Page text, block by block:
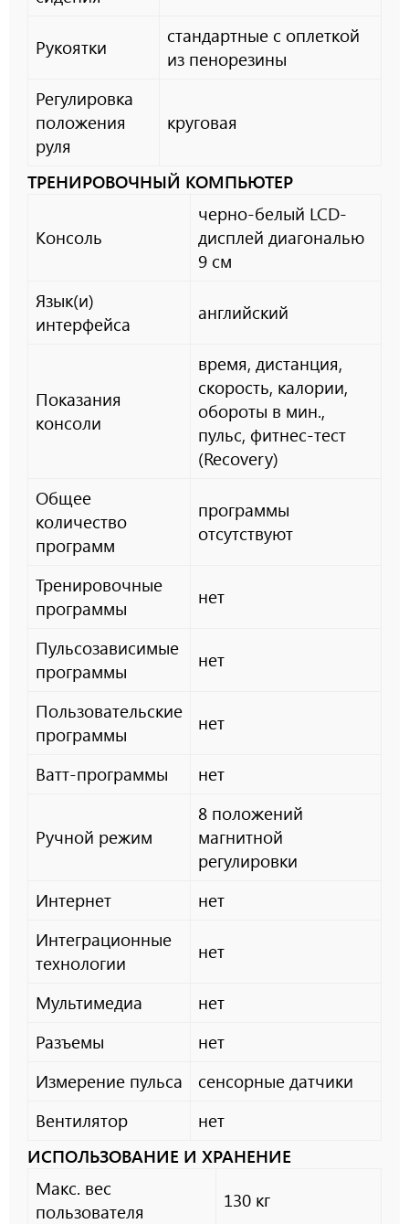
Рукоятки
стандартные с оплеткой
из пенорезины
Регулировка
положения
руля
круговая
ТРЕНИРОВОЧНЫЙ КОМПЬЮТЕР
Консоль
черно-белый LCD-
дисплей диагональю
9 см
Язык(и)
интерфейса
английский
Показания
консоли
время, дистанция,
скорость, калории,
обороты в мин.,
пульс, фитнес-тест
(Recovery)
Общее
количество
программ
программы
отсутствуют
Тренировочные
программы
нет
Пульсозависимые
программы
нет
Пользовательские
программы
нет
Ватт-программы нет
Ручной режим
8 положений
магнитной
регулировки
Интернет
нет
Интеграционные
технологии
нет
Мультимедиа
нет
Разъемы
нет
Измерение пульса
сенсорные датчики
Вентилятор
нет
ИСПОЛЬЗОВАНИЕ И ХРАНЕНИЕ
Макс. вес
пользователя
130 кг